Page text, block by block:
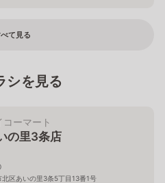
て見る
シを見る
コーマート
の里3条店
北区あいの里3条5丁目13番1号